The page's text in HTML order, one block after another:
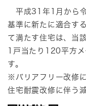
平成31年1月から
基準に新たに適合す
て満たす住宅は、当
1戸当たり120平方
す。
※バリアフリー改修
住宅耐震改修に伴う